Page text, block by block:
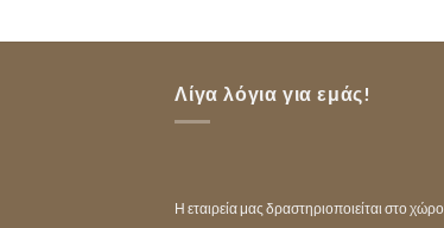
Λίγα λόγια για εμάς!
Η εταιρεία μας δραστηριοποιείται στο χώρο